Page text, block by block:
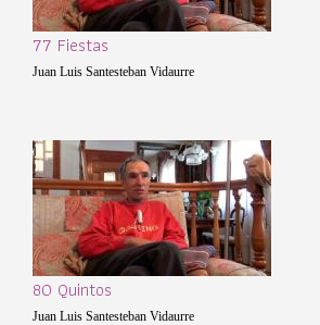
77 Fiestas
Juan Luis Santesteban Vidaurre
80 Quintos
Juan Luis Santesteban Vidaurre